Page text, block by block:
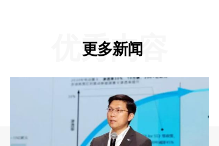
更多新闻
优秀内容